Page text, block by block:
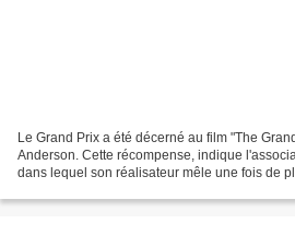
Le Grand Prix a été décerné au film "The
Anderson. Cette récompense, indique
dans lequel son réalisateur mêle une fois de